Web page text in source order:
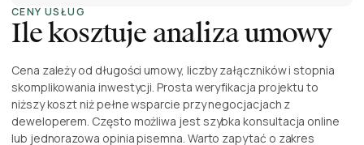
CENY USŁUG
Ile kosztuje analiza umowy
Cena zależy od długości umowy, liczby załączników i stopnia
skomplikowania inwestycji. Prosta weryfikacja projektu to
niższy koszt niż pełne wsparcie przy negocjacjach z
deweloperem. Często możliwa jest szybka konsultacja online
lub jednorazowa opinia pisemna. Warto zapytać o zakres